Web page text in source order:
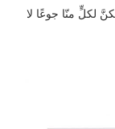
لكلٍّ منّا جوعًا لا